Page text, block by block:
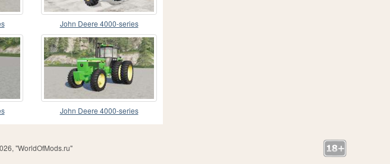
John Deere 4000-series
John Deere 4000-series
"WorldOfMods.ru"